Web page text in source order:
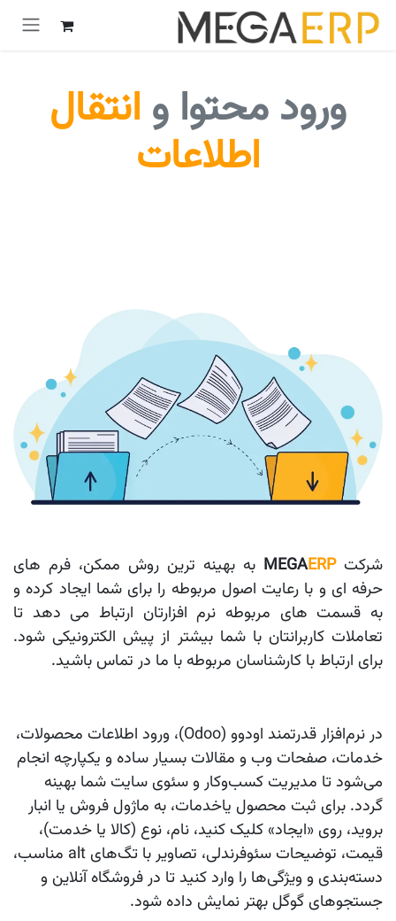
پرش به محتوا
​ورود محتوا و انتقال
اطلاعات
شرکت MEGAERP
به بهینه ترین روش ممکن، فرم های
حرفه ای و با رعایت اصول مربوطه را برای شما ایجاد کرده و
به قسمت های مربوطه نرم افزارتان ارتباط می دهد تا
تعاملات کاربرانتان با شما بیشتر از پیش الکترونیکی شود.
برای ارتباط با کارشناسان مربوطه با ما در تماس باشید.
در نرم‌افزار قدرتمند اودوو (Odoo)، ورود اطلاعات محصولات،
خدمات، صفحات وب و مقالات بسیار ساده و یکپارچه انجام
می‌شود تا مدیریت کسب‌وکار و سئوی سایت شما بهینه
گردد. برای ثبت محصول یاخدمات، به ماژول فروش یا انبار
بروید، روی «ایجاد» کلیک کنید، نام، نوع (کالا یا خدمت)،
قیمت، توضیحات سئوفرندلی، تصاویر با تگ‌های alt مناسب،
دسته‌بندی و ویژگی‌ها را وارد کنید تا در فروشگاه آنلاین و
جستجوهای گوگل بهتر نمایش داده شود.